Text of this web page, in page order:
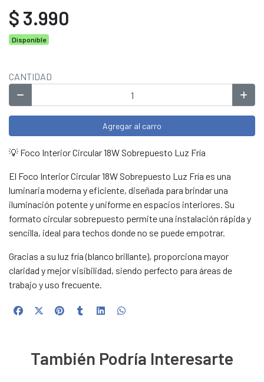
$ 3.990
Disponible
CANTIDAD
Agregar al carro
💡 Foco Interior Circular 18W Sobrepuesto Luz Fría
El Foco Interior Circular 18W Sobrepuesto Luz Fría es una
luminaria moderna y eficiente, diseñada para brindar una
iluminación potente y uniforme en espacios interiores. Su
formato circular sobrepuesto permite una instalación rápida y
sencilla, ideal para techos donde no se puede empotrar.
Gracias a su luz fría (blanco brillante), proporciona mayor
claridad y mejor visibilidad, siendo perfecto para áreas de
trabajo y uso frecuente.
También Podría Interesarte